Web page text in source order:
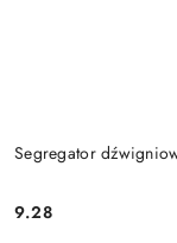
Segregator
Cena:
9.28